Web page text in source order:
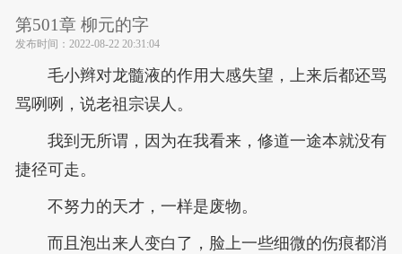
第501章 柳元的字
发布时间： 2022-08-22 20:31:04
毛小辫对龙髓液的作用大感失望，上来后都还骂
骂咧咧，说老祖宗误人。
我到无所谓，因为在我看来，修道一途本就没有
捷径可走。
不努力的天才，一样是废物。
而且泡出来人变白了，脸上一些细微的伤痕都消